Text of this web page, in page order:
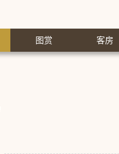
图赏 客房